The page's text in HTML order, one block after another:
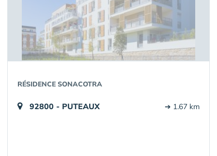
RÉSIDENCE SONACOTRA
92800 - PUTEAUX ➔ 1.67 km